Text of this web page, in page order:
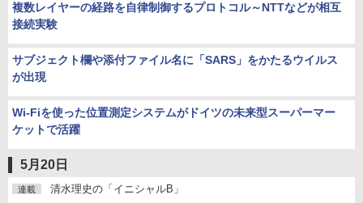
複数レイヤーの経路を自律制御するプロトコル～NTTなどが相互
接続実験
サブジェクト欄や添付ファイル名に「SARS」をかたるウイルス
が出現
Wi-Fiを使った位置測定システムがドイツの未来型スーパーマー
ケットで活躍
5月20日
連載 清水理史の「イニシャルB」